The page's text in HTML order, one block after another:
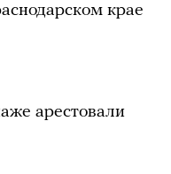
крае
арестовали